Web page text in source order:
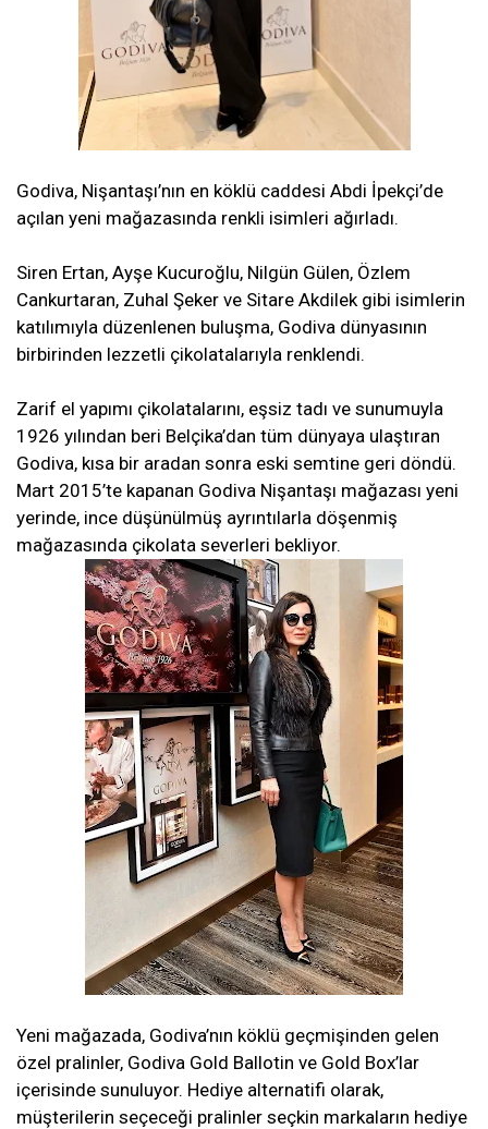
Godiva, Nişantaşı’nın en köklü caddesi Abdi İpekçi’de
açılan yeni mağazasında renkli isimleri ağırladı.
Siren Ertan, Ayşe Kucuroğlu, Nilgün Gülen, Özlem
Cankurtaran, Zuhal Şeker ve Sitare Akdilek gibi isimlerin
katılımıyla düzenlenen buluşma, Godiva dünyasının
birbirinden lezzetli çikolatalarıyla renklendi.
Zarif el yapımı çikolatalarını, eşsiz tadı ve sunumuyla
1926 yılından beri Belçika’dan tüm dünyaya ulaştıran
Godiva, kısa bir aradan sonra eski semtine geri döndü.
Mart 2015’te kapanan Godiva Nişantaşı mağazası yeni
yerinde, ince düşünülmüş ayrıntılarla döşenmiş
mağazasında çikolata severleri bekliyor.
Yeni mağazada, Godiva’nın köklü geçmişinden gelen
özel pralinler, Godiva Gold Ballotin ve Gold Box’lar
içerisinde sunuluyor. Hediye alternatifi olarak,
müşterilerin seçeceği pralinler seçkin markaların hediye